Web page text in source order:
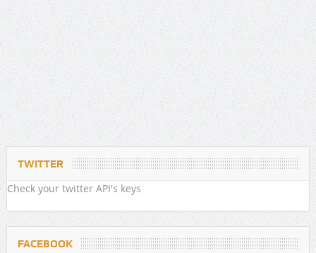
TWITTER
Check your twitter API's keys
FACEBOOK